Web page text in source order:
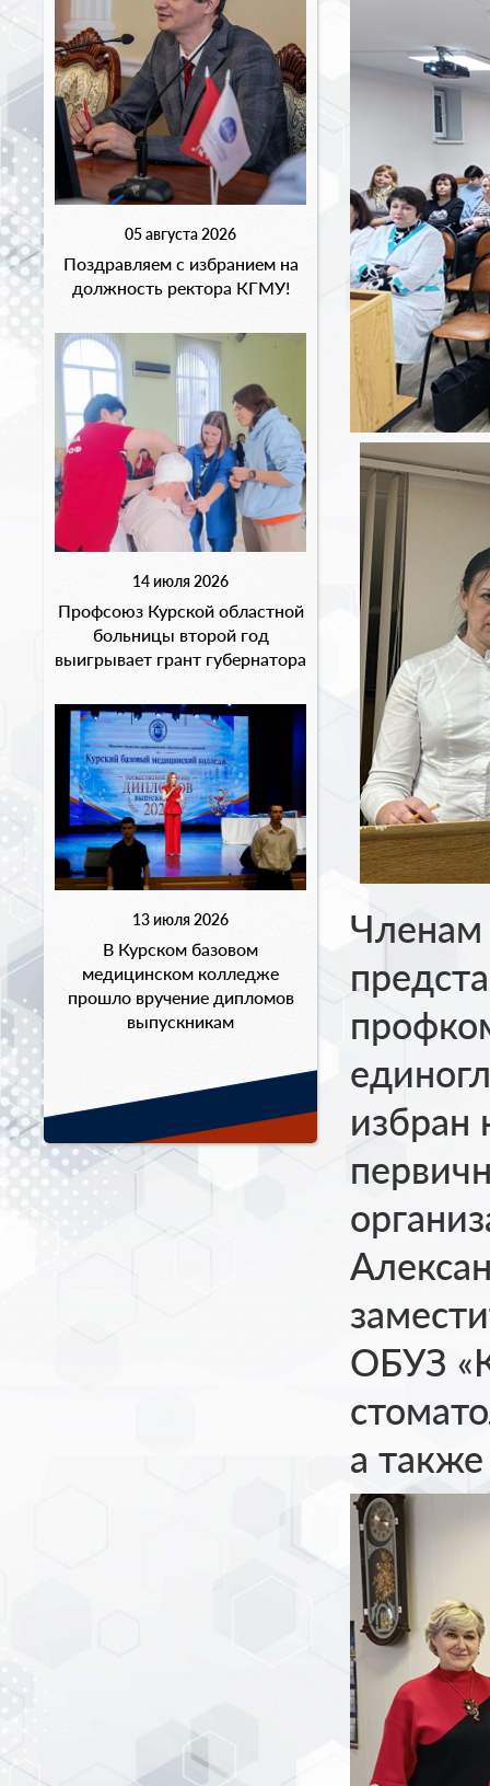
05 августа 2026
Поздравляем с избранием на
должность ректора КГМУ!
14 июля 2026
Профсоюз Курской областной
больницы второй год
выигрывает грант губернатора
13 июля 2026
В Курском базовом
медицинском колледже
прошло вручение дипломов
выпускникам
избран
ОБУЗ
а